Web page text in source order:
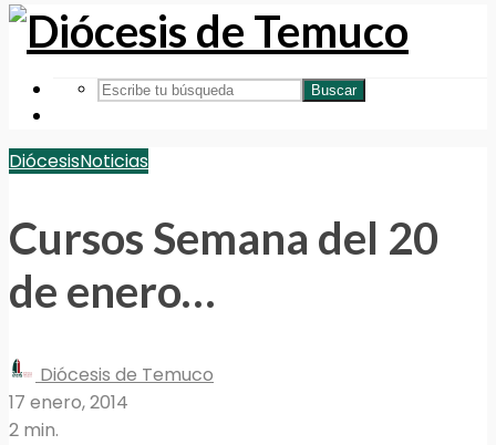
Buscar
DiócesisNoticias
Cursos Semana del 20
de enero…
Diócesis de Temuco
17 enero, 2014
2 min.